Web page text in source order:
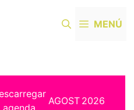
MENÚ
agenda
AGOST 2026